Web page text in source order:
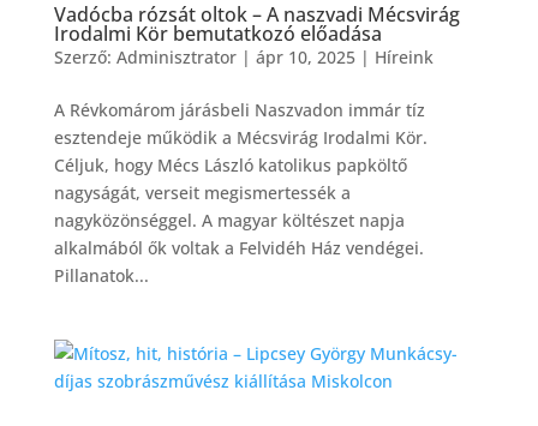
Vadócba rózsát oltok – A naszvadi Mécsvirág
Irodalmi Kör bemutatkozó előadása
Szerző: Adminisztrator| ápr 10, 2025| Híreink
A Révkomárom járásbeli Naszvadon immár tíz
esztendeje működik a Mécsvirág Irodalmi Kör.
Céljuk, hogy Mécs László katolikus papköltő
nagyságát, verseit megismertessék a
nagyközönséggel. A magyar költészet napja
alkalmából ők voltak a Felvidéh Ház vendégei.
Pillanatok...